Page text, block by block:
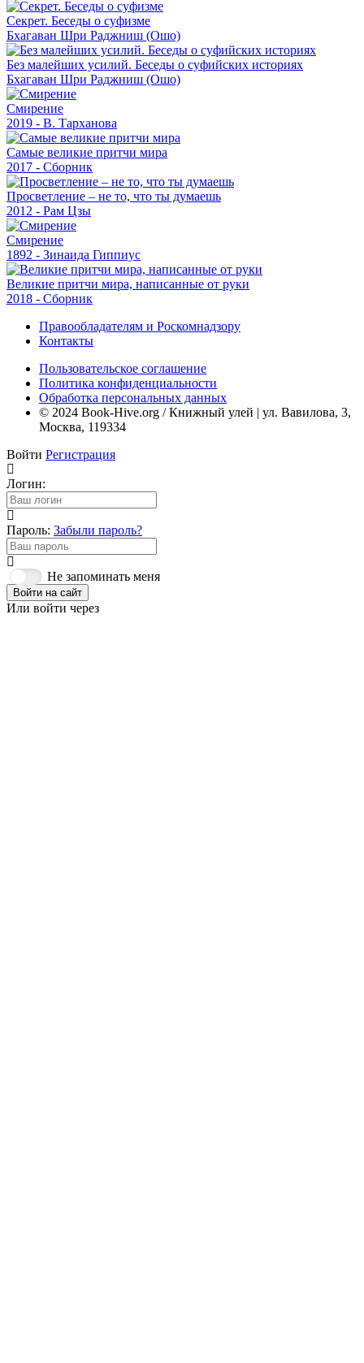
Секрет. Беседы о суфизме
Бхагаван Шри Раджниш (Ошо)
Без малейших усилий. Беседы о суфийских историях
Бхагаван Шри Раджниш (Ошо)
Смирение
2019 - В. Тарханова
Самые великие притчи мира
2017 - Сборник
Просветление – не то, что ты думаешь
2012 - Рам Цзы
Смирение
1892 - Зинаида Гиппиус
Великие притчи мира, написанные от руки
2018 - Сборник
Правообладателям и Роскомнадзору
Контакты
Пользовательское соглашение
Политика конфиденциальности
Обработка персональных данных
© 2024 Book-Hive.org / Книжный улей | ул. Вавилова, 3,
Москва, 119334
Войти Регистрация
Логин:
Пароль: Забыли пароль?
Не запоминать меня
Войти на сайт
Или войти через